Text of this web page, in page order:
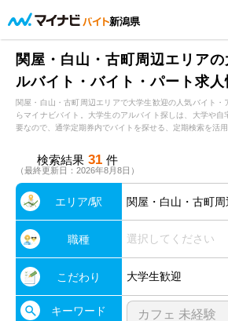
新潟県
関屋・白山・古町周辺エリア
ルバイト・バイト・パート求人
関屋・白山・古町周辺エリアで大学生歓迎の人気バイト・
らマイナビバイト。大学生のアルバイト探しは、大学や自
要なので、通学定期券内でバイトを探せる、定期検索を活用
検索結果 31 件
（最終更新日：2026年8月8日）
エリア/駅 関屋・白山・古町
職種 選択してください
こだわり 大学生歓迎
キーワード